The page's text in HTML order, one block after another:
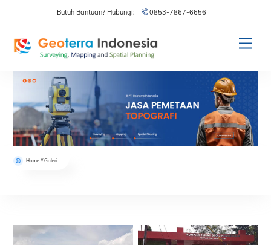
Butuh Bantuan? Hubungi: 0853-7867-6656
Home // Galeri